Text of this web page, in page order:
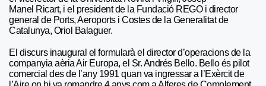
Manel Ricart, i el president de la Fundació REGO i director
general de Ports, Aeroports i Costes de la Generalitat de
Catalunya, Oriol Balaguer.
El discurs inaugural el formularà el director d’operacions de la
companyia aèria Air Europa, el Sr. Andrés Bello. Bello és pilot
comercial des de l’any 1991 quan va ingressar a l’Exèrcit de